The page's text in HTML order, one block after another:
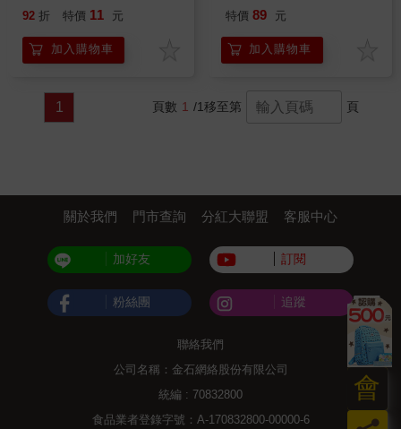
92 折 特價 11 元
加入購物車
特價 89 元
加入購物車
1 頁數 1 /1移至第 頁
會
關於我們 門市查詢 分紅大聯盟 客服中心
加好友 訂閱
粉絲團 追蹤
聯絡我們
公司名稱：金石網絡股份有限公司
統編 : 70832800
食品業者登錄字號：A-170832800-00000-6